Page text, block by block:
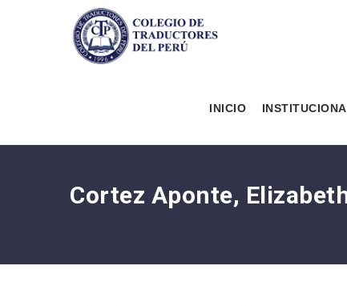
INICIO
Cortez Aponte,